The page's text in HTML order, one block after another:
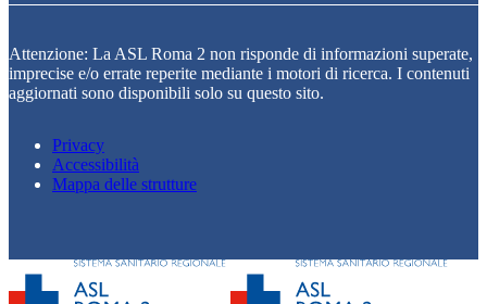
Attenzione: La ASL Roma 2 non risponde di informazioni superate,
imprecise e/o errate reperite mediante i motori di ricerca. I contenuti
aggiornati sono disponibili solo su questo sito.
Privacy
Accessibilità
Mappa delle strutture